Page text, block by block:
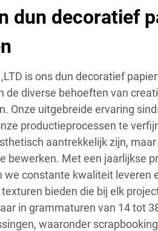
dun decoratief
is ons dun decoratief
de diverse behoeften van
Onze uitgebreide ervaring
productieprocessen te
aantrekkelijk zijn,
bewerken. Met een jaarlijkse
we constante kwaliteit leveren
bieden die bij elk
in grammaturen van 14 tot
waaronder